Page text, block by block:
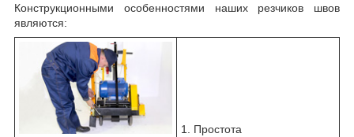
Конструкционными особенностями наших резчиков швов
являются:
1. Простота